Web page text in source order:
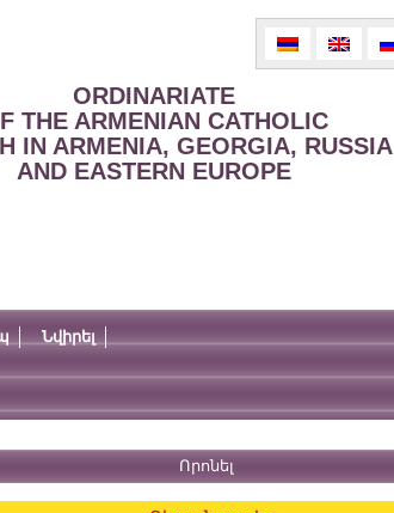
ORDINARIATE
THE ARMENIAN CATHOLIC
IN ARMENIA, GEORGIA, RUSSIA
AND EASTERN EUROPE
Նվիրել